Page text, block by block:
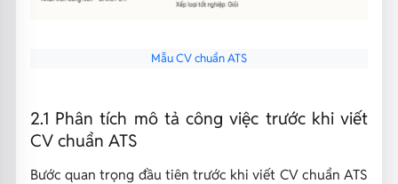
Mẫu CV chuẩn ATS
2.1 Phân tích mô tả công việc trước khi viết
CV chuẩn ATS
Bước quan trọng đầu tiên trước khi viết CV chuẩn ATS